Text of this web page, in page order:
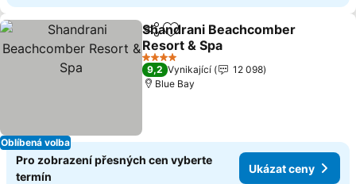
Oblíbená volba
SdíletPřidat na seznam oblíbených
Shandrani Beachcomber
Resort & Spa
Ukázat ceny
4 Počet hvězdiček
9,2 Vynikající
12 098
Blue Bay
Pro zobrazení přesných cen vyberte
termín
Ukázat ceny